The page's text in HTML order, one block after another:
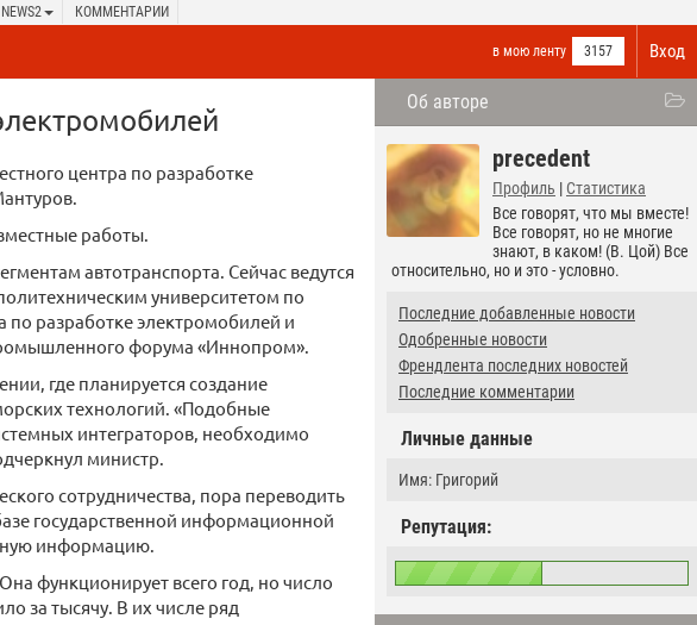
КОММЕНТАРИИ
Вход
в мою ленту 3157
Об авторе
precedent
Профиль | Статистика
Все говорят, что мы вместе!
Все говорят, но не многие
знают, в каком! (В. Цой) Все
относительно, но и это - условно.
Последние добавленные новости
Одобренные новости
Френдлента последних новостей
Последние комментарии
Личные данные
Имя: Григорий
Репутация:
центра по разработке
работы.
автотранспорта. Сейчас ведутся
университетом по
по разработке электромобилей и
форума «Иннопром».
где планируется создание
технологий. «Подобные
интеграторов, необходимо
министр.
сотрудничества, пора переводить
государственной информационной
информацию.
функционирует всего год, но число
за тысячу. В их числе ряд